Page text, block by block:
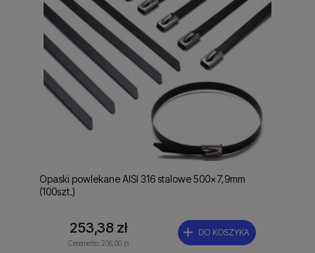
Opaski powlekane AISI 316 stalowe 500x7,9mm
(100szt.)
253,38 zł
Cena netto: 206,00 zł
DO KOSZYKA